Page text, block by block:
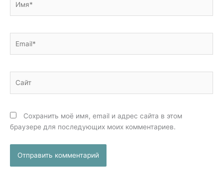
Сохранить моё имя, email и адрес сайта в этом
браузере для последующих моих комментариев.